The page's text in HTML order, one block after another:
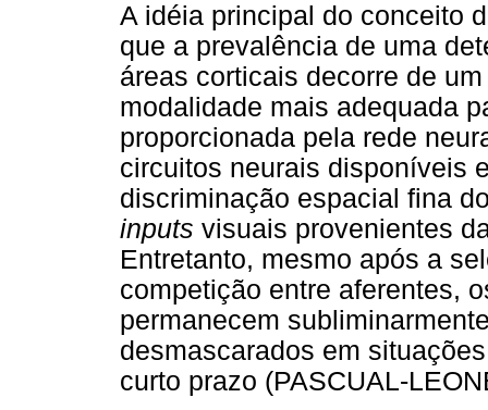
A idéia principal do conceito
que a prevalência de uma
áreas corticais decorre de
modalidade mais adequada
proporcionada pela rede
circuitos neurais disponíveis
discriminação espacial fina
inputs visuais provenientes
Entretanto, mesmo após a
competição entre aferentes,
permanecem
desmascarados em
curto prazo (PASCUAL-